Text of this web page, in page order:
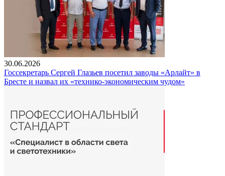
30.06.2026
Госсекретарь Сергей Глазьев посетил заводы «Арлайт» в
Бресте и назвал их «технико-экономическим чудом»